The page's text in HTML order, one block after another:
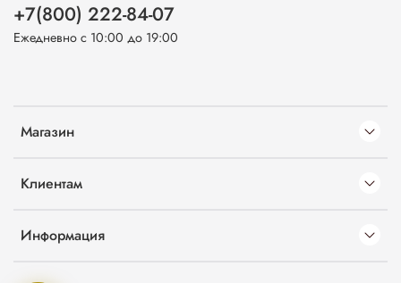
Магазин
Клиентам
Информация
+7(800) 222-84-07
Ежедневно с 10:00 до 19:00